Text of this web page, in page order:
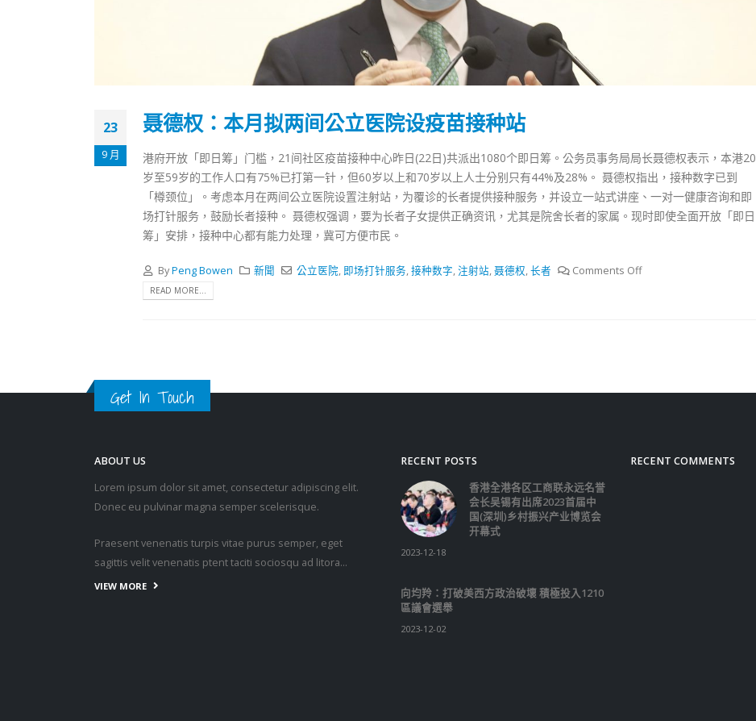
23
9 月
聂德权：本月拟两间公立医院设疫苗接种站
港府开放「即日筹」门槛，21间社区疫苗接种中心昨日(22日)共派出1080个即日筹。公务员事务局局长聂德权表示，本港20
岁至59岁的工作人口有75%已打第一针，但60岁以上和70岁以上人士分别只有44%及28%。 聂德权指出，接种数字已到
「樽颈位」。考虑本月在两间公立医院设置注射站，为覆诊的长者提供接种服务，并设立一站式讲座、一对一健康咨询和即
场打针服务，鼓励长者接种。 聂德权强调，要为长者子女提供正确资讯，尤其是院舍长者的家属。现时即使全面开放「即日
筹」安排，接种中心都有能力处理，冀可方便市民。
ByPeng Bowen 新聞 公立医院, 即场打针服务,接种数字,注射站,聂德权,长者 Comments Off
READ MORE...
Get In Touch
ABOUT US
Lorem ipsum dolor sit amet, consectetur adipiscing elit.
Donec eu pulvinar magna semper scelerisque.
Praesent venenatis turpis vitae purus semper, eget
sagittis velit venenatis ptent taciti sociosqu ad litora…
VIEW MORE
RECENT POSTS
香港全港各区工商联永远名誉
会长吴锡有出席2023首届中
国(深圳)乡村振兴产业博览会
开幕式
2023-12-18
向均羚：打破美西方政治破壞 積極投入1210
區議會選舉
2023-12-02
RECENT COMMENTS